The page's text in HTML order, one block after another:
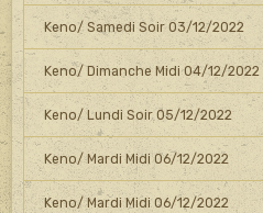
Keno/ Samedi Soir 03/12/2022
Keno/ Dimanche Midi 04/12/2022
Keno/ Lundi Soir 05/12/2022
Keno/ Mardi Midi 06/12/2022
Keno/ Mardi Midi 06/12/2022